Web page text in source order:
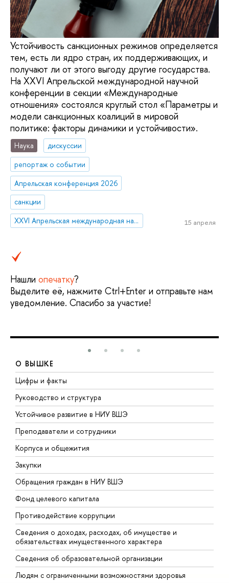
Устойчивость санкционных режимов определяется
тем, есть ли ядро стран, их поддерживающих, и
получают ли от этого выгоду другие государства.
На ХХVI Апрельской международной научной
конференции в секции «Международные
отношения» состоялся круглый стол «Параметры и
модели санкционных коалиций в мировой
политике: факторы динамики и устойчивости».
Наука
дискуссии
репортаж о событии
Апрельская конференция 2026
санкции
XXVI Апрельская международная научная конференция имени Е.Г. Ясина
15 апреля
Нашли опечатку?
Выделите её, нажмите Ctrl+Enter и отправьте нам
уведомление. Спасибо за участие!
О ВЫШКЕ
Цифры и факты
Руководство и структура
Устойчивое развитие в НИУ ВШЭ
Преподаватели и сотрудники
Корпуса и общежития
Закупки
Обращения граждан в НИУ ВШЭ
Фонд целевого капитала
Противодействие коррупции
Сведения о доходах, расходах, об имуществе и
обязательствах имущественного характера
Сведения об образовательной организации
Людям с ограниченными возможностями здоровья